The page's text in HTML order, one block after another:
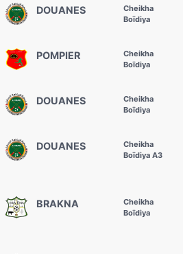
DOUANES
Cheikha
Boïdiya
POMPIER
Cheikha
Boïdiya
DOUANES
Cheikha
Boïdiya
DOUANES
Cheikha
Boïdiya A3
BRAKNA
Cheikha
Boïdiya